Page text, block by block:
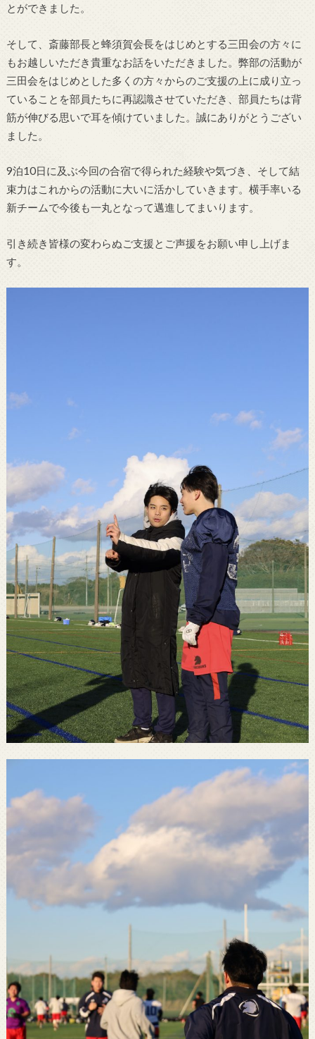
とができました。
そして、斎藤部長と蜂須賀会長をはじめとする三田会の方々に
もお越しいただき貴重なお話をいただきました。弊部の活動が
三田会をはじめとした多くの方々からのご支援の上に成り立っ
ていることを部員たちに再認識させていただき、部員たちは背
筋が伸びる思いで耳を傾けていました。誠にありがとうござい
ました。
9泊10日に及ぶ今回の合宿で得られた経験や気づき、そして結
束力はこれからの活動に大いに活かしていきます。横手率いる
新チームで今後も一丸となって邁進してまいります。
引き続き皆様の変わらぬご支援とご声援をお願い申し上げま
す。